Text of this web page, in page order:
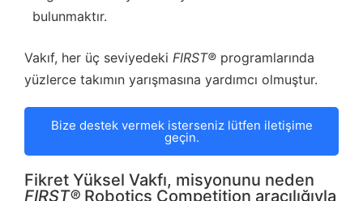
bulunmaktır.
Vakıf, her üç seviyedeki FIRST® programlarında
yüzlerce takımın yarışmasına yardımcı olmuştur.
Bize destek vermek isterseniz lütfen iletişime
geçin.
Fikret Yüksel Vakfı, misyonunu neden
FIRST® Robotics Competition aracılığıyla